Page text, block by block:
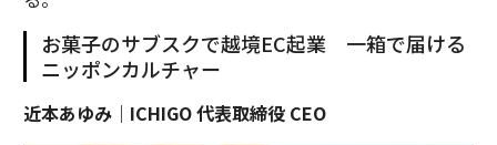
お菓子のサブスクで越境EC起業 一箱で届ける
ニッポンカルチャー
近本あゆみ｜ICHIGO 代表取締役 CEO